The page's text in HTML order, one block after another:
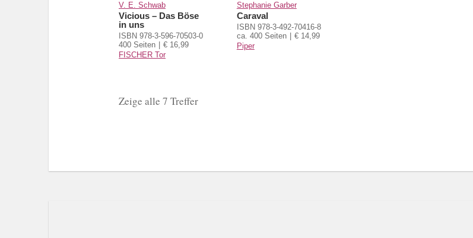
V. E. Schwab
Vicious – Das Böse
in uns
ISBN 978-3-596-70503-0
400 Seiten
€ 16,99
FISCHER Tor
Stephanie Garber
Caraval
ISBN 978-3-492-70416-8
ca. 400 Seiten
€ 14,99
Piper
Zeige alle 7 Treffer